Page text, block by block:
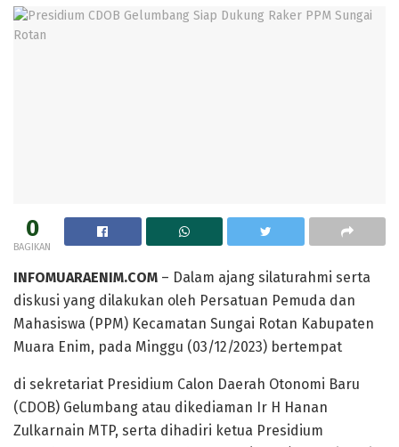
0
BAGIKAN
INFOMUARAENIM.COM – Dalam ajang silaturahmi serta
diskusi yang dilakukan oleh Persatuan Pemuda dan
Mahasiswa (PPM) Kecamatan Sungai Rotan Kabupaten
Muara Enim, pada Minggu (03/12/2023) bertempat
di sekretariat Presidium Calon Daerah Otonomi Baru
(CDOB) Gelumbang atau dikediaman Ir H Hanan
Zulkarnain MTP, serta dihadiri ketua Presidium